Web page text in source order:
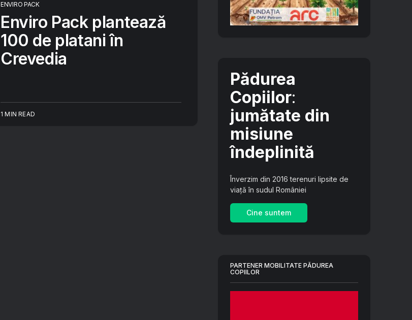
ENVIRO PACK
Enviro Pack plantează
100 de platani în
Crevedia
1 MIN READ
Pădurea
Copiilor:
jumătate din
misiune
îndeplinită
Înverzim din 2016 terenuri lipsite de
viață în sudul României
Cine suntem
PARTENER MOBILITATE PĂDUREA
COPIILOR